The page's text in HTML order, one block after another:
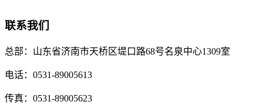
联系我们
总部： 山东省济南市天桥区堤口路68号名泉中心1309室
电话： 0531-89005613
传真： 0531-89005623